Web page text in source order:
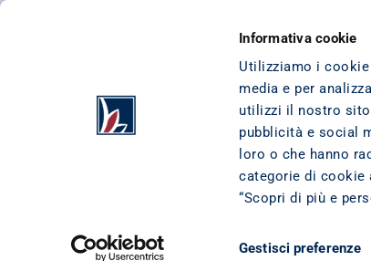
Informativa cookie
Utilizziamo i
media e per
utilizzi il nostro sito
pubblicità e social
loro o che hanno
categorie di cookie
“Scopri di più e
Gestisci preferenze
CESSIONE DEL QUINTO I NOSTRI
SEI UNAZIENDA